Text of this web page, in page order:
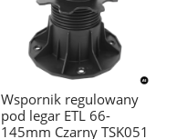
Wspornik regulowany
pod legar ETL 66-
145mm Czarny TSK051